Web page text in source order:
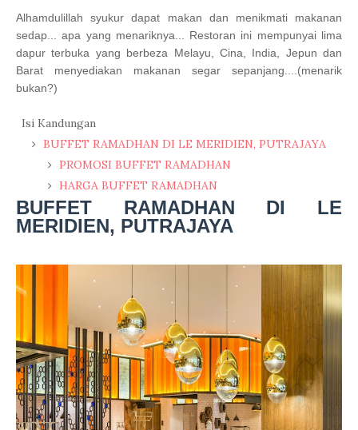
Alhamdulillah syukur dapat makan dan menikmati makanan
sedap... apa yang menariknya... Restoran ini mempunyai lima
dapur terbuka yang berbeza Melayu, Cina, India, Jepun dan
Barat menyediakan makanan segar sepanjang....(menarik
bukan?)
Isi Kandungan
BUFFET RAMADHAN DI LE MERIDIEN, PUTRAJAYA
PROMOSI BUFFET RAMADHAN
HARGA BUFFET RAMADHAN
BUFFET RAMADHAN DI LE
MERIDIEN, PUTRAJAYA